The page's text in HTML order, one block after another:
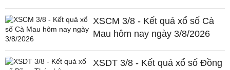
XSCM 3/8 - Kết quả xổ số Cà
Mau hôm nay ngày 3/8/2026
XSDT 3/8 - Kết quả xổ số Đồng